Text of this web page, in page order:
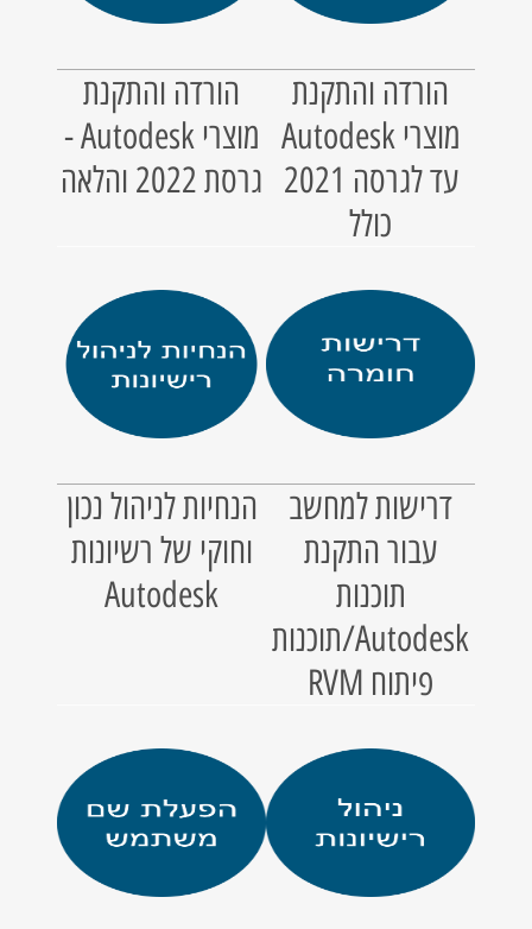
הורדה והתקנת
מוצרי Autodesk
עד לגרסה 2021
כולל
הורדה והתקנת
מוצרי Autodesk -
גרסת 2022 והלאה
דרישות למחשב
עבור התקנת
תוכנות
Autodesk/תוכנות
פיתוח RVM
הנחיות לניהול נכון
וחוקי של רשיונות
Autodesk